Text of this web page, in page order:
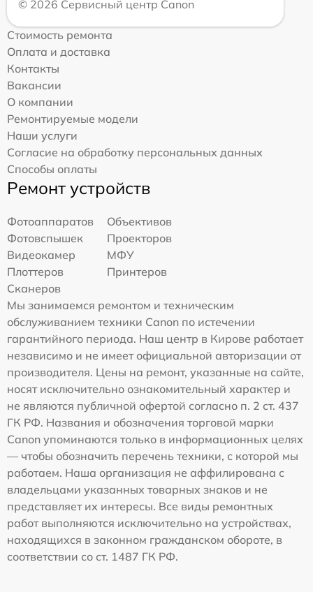
© 2026 Сервисный центр Canon
Стоимость ремонта
Оплата и доставка
Контакты
Вакансии
О компании
Ремонтируемые модели
Наши услуги
Согласие на обработку персональных данных
Способы оплаты
Ремонт устройств
Фотоаппаратов
Объективов
Фотовспышек
Проекторов
Видеокамер
МФУ
Плоттеров
Принтеров
Сканеров
Мы занимаемся ремонтом и техническим
обслуживанием техники Canon по истечении
гарантийного периода. Наш центр в Кирове работает
независимо и не имеет официальной авторизации от
производителя. Цены на ремонт, указанные на сайте,
носят исключительно ознакомительный характер и
не являются публичной офертой согласно п. 2 ст. 437
ГК РФ. Названия и обозначения торговой марки
Canon упоминаются только в информационных целях
— чтобы обозначить перечень техники, с которой мы
работаем. Наша организация не аффилирована с
владельцами указанных товарных знаков и не
представляет их интересы. Все виды ремонтных
работ выполняются исключительно на устройствах,
находящихся в законном гражданском обороте, в
соответствии со ст. 1487 ГК РФ.